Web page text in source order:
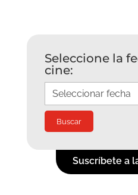
Seleccione la
cine:
Suscríbete a